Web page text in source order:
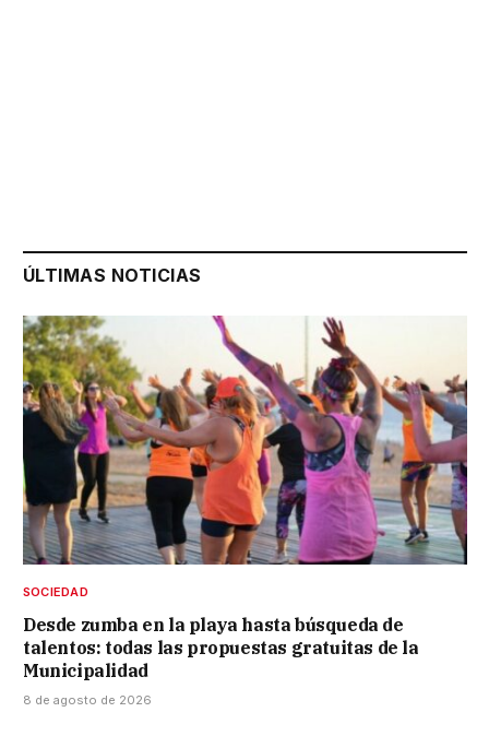
ÚLTIMAS NOTICIAS
SOCIEDAD
Desde zumba en la playa hasta búsqueda de
talentos: todas las propuestas gratuitas de la
Municipalidad
8 de agosto de 2026